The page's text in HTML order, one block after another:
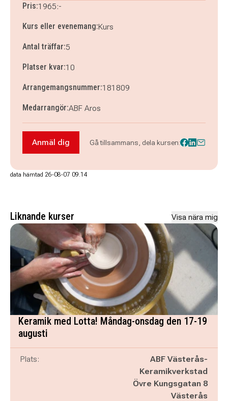
Pris:1965:-
Kurs eller evenemang:Kurs
Antal träffar:5
Platser kvar:10
Arrangemangsnummer:181809
Medarrangör:ABF Aros
Anmäl dig till Fingerspel (Fingerpicking) på
Anmäl dig Gå tillsammans, dela kursen:
data hämtad 26-08-07 09.14
Liknande kurser Visa nära mig
Keramik med Lotta! Måndag-onsdag den 17-19
augusti
Plats:
ABF Västerås-
Keramikverkstad
Övre Kungsgatan 8
Västerås